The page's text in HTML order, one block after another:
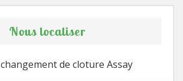
Nous localiser
de cloture Assay